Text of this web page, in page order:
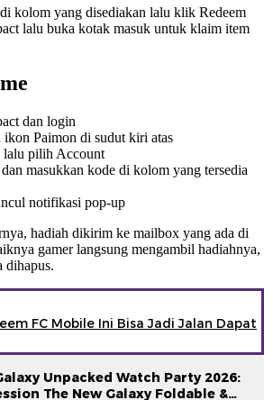
kolom yang disediakan lalu klik Redeem
lalu buka kotak masuk untuk klaim item
dan login
Paimon di sudut kiri atas
lalu pilih Account
masukkan kode di kolom yang tersedia
notifikasi pop-up
hadiah dikirim ke mailbox yang ada di
gamer langsung mengambil hadiahnya,
dihapus.
FC Mobile Ini Bisa Jadi Jalan Dapat
Unpacked Watch Party 2026:
The New Galaxy Foldable &